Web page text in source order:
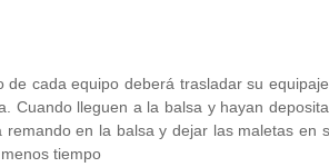
de cada equipo deberá trasladar su
Cuando lleguen a la balsa y hayan
remando en la balsa y dejar las maletas
tiempo